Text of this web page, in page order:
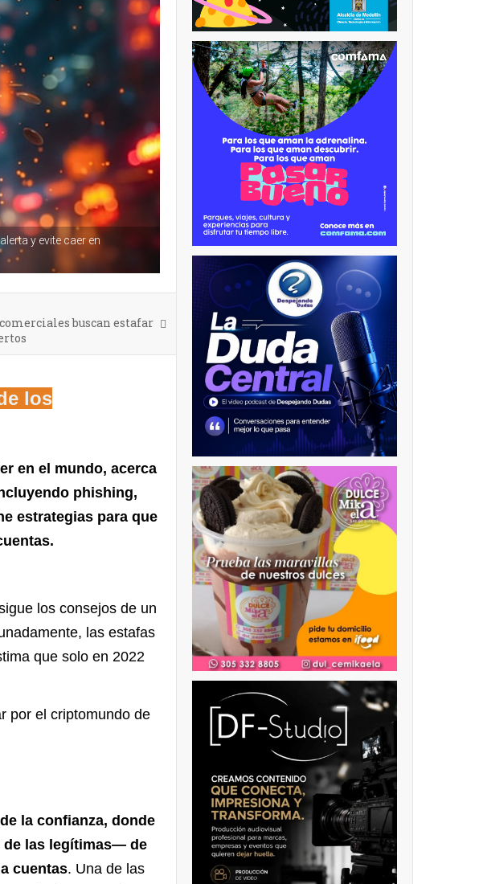
y evite caer en
buscan estafar
los
en el mundo, acerca
phishing,
estrategias para que
los consejos de un
las estafas
que solo en 2022
por el criptomundo de
la confianza, donde
de las legítimas— de
cuentas. Una de las